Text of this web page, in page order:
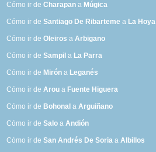
Cómo ir deCharapan a Múgica
Cómo ir deSantiago De Ribarteme a La Hoya
Cómo ir deOleiros aArbigano
Cómo ir deSampil a La Parra
Cómo ir de Mirón a Leganés
Cómo ir deArou a Fuente Higuera
Cómo ir de Bohonal aArguiñano
Cómo ir deSalo aAndión
Cómo ir deSan Andrés De Soria aAlbillos